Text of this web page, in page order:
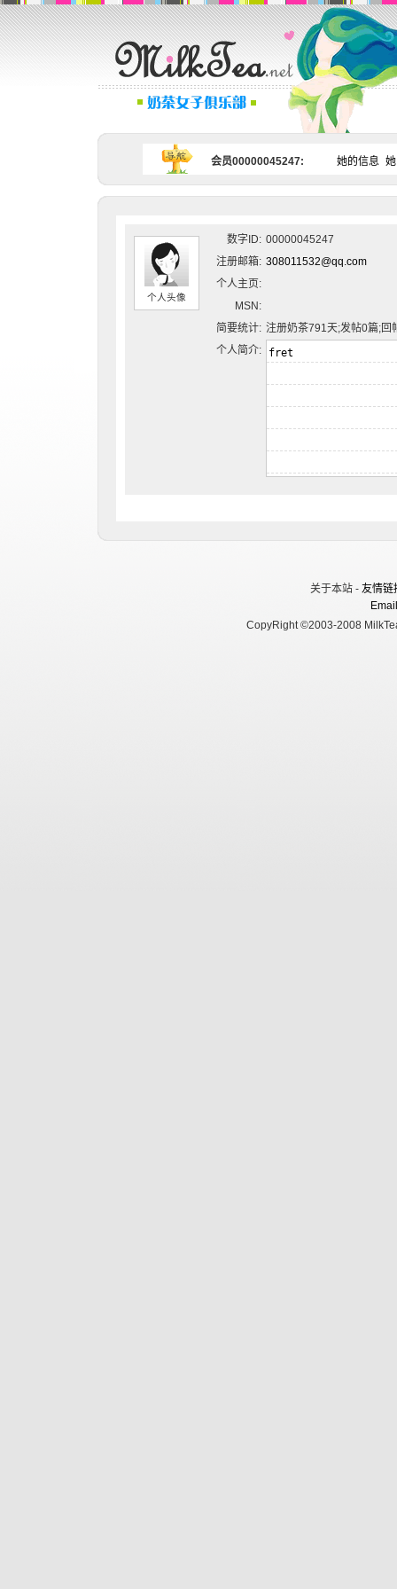
会员00000045247: 她的信息
个人头像
数字ID: 00000045247
注册邮箱: 308011532@qq.com
个人主页:
MSN:
简要统计: 注册奶茶791天;发帖0篇;回
个人简介:
关于本站 - 友情链
CopyRight ©2003-2008